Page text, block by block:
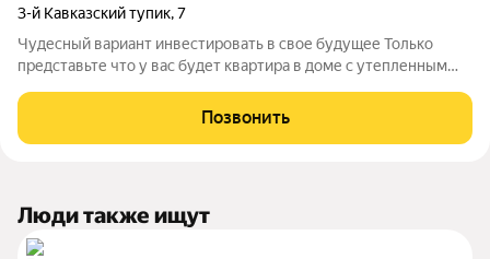
3-й Кавказский тупик,7
Чудесный вариант инвестировать в свое будущее Только
представьте что у вас будет квартира в доме с утепленным
подъездом, в месте с идеальной транспортной развилкой в
любую точку города лучше этой
Позвонить
Люди также ищут